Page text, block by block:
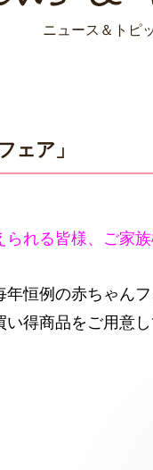
ニュース＆トピ
ェア」
られる皆様、ご家
年恒例の赤ちゃん
い得商品をご用意